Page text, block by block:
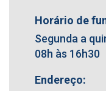
Horário de
Segunda a
08h às 16h30
Endereço: